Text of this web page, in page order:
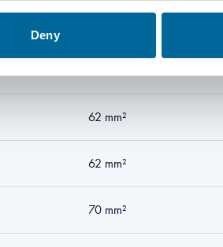
Deny
62 mm²
62 mm²
70 mm²